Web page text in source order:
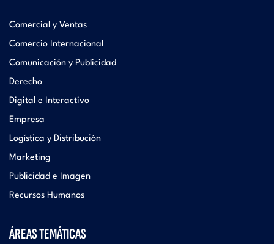
Comercial y Ventas
Comercio Internacional
Comunicación y Publicidad
Derecho
Digital e Interactivo
Empresa
Logística y Distribución
Marketing
Publicidad e Imagen
Recursos Humanos
ÁREAS TEMÁTICAS